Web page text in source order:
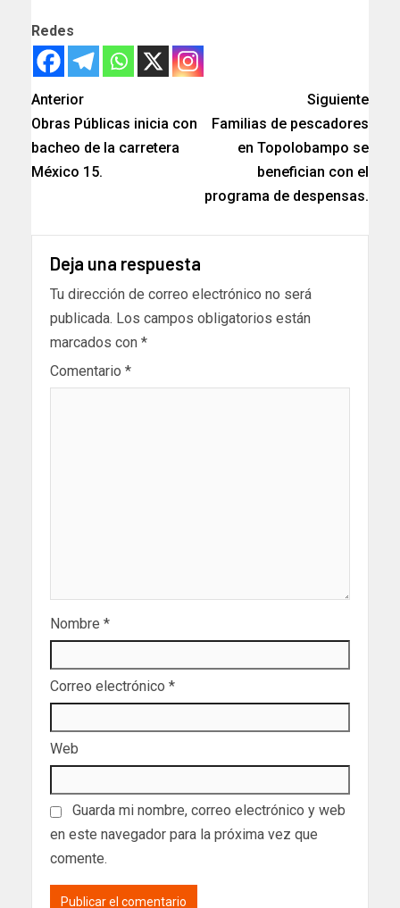
Redes
Anterior
Obras Públicas inicia con
bacheo de la carretera
México 15.
Siguiente
Familias de pescadores
en Topolobampo se
benefician con el
programa de despensas.
Deja una respuesta
Tu dirección de correo electrónico no será
publicada. Los campos obligatorios están
marcados con *
Comentario *
Nombre *
Correo electrónico *
Web
Guarda mi nombre, correo electrónico y web
en este navegador para la próxima vez que
comente.